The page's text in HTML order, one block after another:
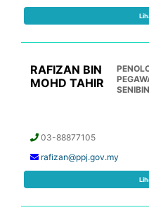
RAFIZAN BIN
MOHD TAHIR
03-88877105
rafizan@ppj.gov.my